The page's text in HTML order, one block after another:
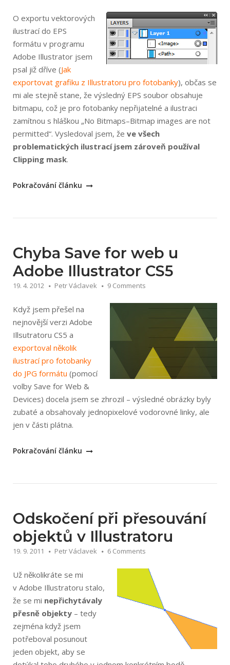
O exportu vektorových
ilustrací do EPS
formátu v programu
Adobe Illustrator jsem
psal již dříve (Jak
exportovat grafiku z Illustratoru pro fotobanky), občas se
mi ale stejně stane, že výsledný EPS soubor obsahuje
bitmapu, což je pro fotobanky nepřijatelné a ilustraci
zamítnou s hláškou „No Bitmaps–Bitmap images are not
permitted“. Vysledoval jsem, že ve všech
problematických ilustrací jsem zároveň používal
Clipping mask.
„Problém
10
použití
gradientu
Clipping
Mask“
Pokračování článku
Chyba Save for web u
Adobe Illustrator CS5
19. 4. 2012 Petr Václavek 9 Comments
Když jsem přešel na
nejnovější verzi Adobe
Illsutratoru CS5 a
exportoval několik
ilustrací pro fotobanky
do JPG formátu (pomocí
volby Save for Web &
Devices) docela jsem se zhrozil – výsledné obrázky byly
zubaté a obsahovaly jednopixelové vodorovné linky, ale
jen v části plátna.
„Chyba
Adobe
Illustrator
CS5“
Pokračování článku
Odskočení při přesouvání
objektů v Illustratoru
19. 9. 2011 Petr Václavek 6 Comments
Už několikráte se mi
v Adobe Illustratoru stalo,
že se mi nepřichytávaly
přesně objekty – tedy
zejména když jsem
potřeboval posunout
jeden objekt, aby se